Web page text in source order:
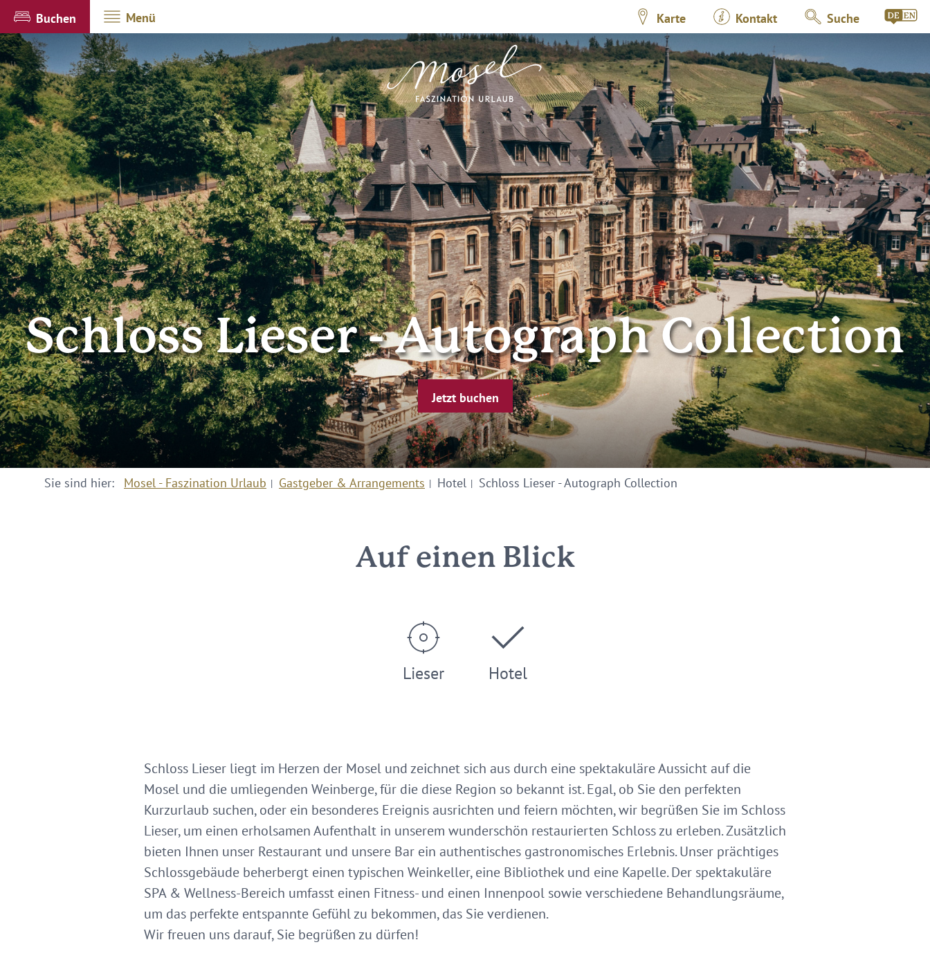
Buchen Menü Karte Kontakt Suche
Schloss Lieser - Autograph Collection
Jetzt buchen
Sie sind hier: Mosel - Faszination Urlaub Gastgeber & Arrangements Hotel Schloss Lieser - Autograph Collection
Auf einen Blick
Lieser Hotel
Schloss Lieser liegt im Herzen der Mosel und zeichnet sich aus durch eine spektakuläre Aussicht auf die
Mosel und die umliegenden Weinberge, für die diese Region so bekannt ist. Egal, ob Sie den perfekten
Kurzurlaub suchen, oder ein besonderes Ereignis ausrichten und feiern möchten, wir begrüßen Sie im Schloss
Lieser, um einen erholsamen Aufenthalt in unserem wunderschön restaurierten Schloss zu erleben. Zusätzlich
bieten Ihnen unser Restaurant und unsere Bar ein authentisches gastronomisches Erlebnis. Unser prächtiges
Schlossgebäude beherbergt einen typischen Weinkeller, eine Bibliothek und eine Kapelle. Der spektakuläre
SPA & Wellness-Bereich umfasst einen Fitness- und einen Innenpool sowie verschiedene Behandlungsräume,
um das perfekte entspannte Gefühl zu bekommen, das Sie verdienen.
Wir freuen uns darauf, Sie begrüßen zu dürfen!